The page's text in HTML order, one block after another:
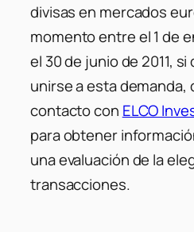
divisas en mercados
momento entre el 1 de
el 30 de junio de 2011,
unirse a esta
contacto con ELCO
para obtener
una evaluación de la
transacciones.